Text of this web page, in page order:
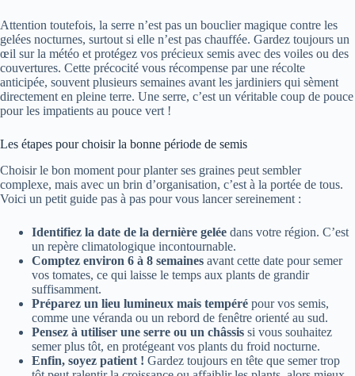
Attention toutefois, la serre n’est pas un bouclier magique contre les
gelées nocturnes, surtout si elle n’est pas chauffée. Gardez toujours un
œil sur la météo et protégez vos précieux semis avec des voiles ou des
couvertures. Cette précocité vous récompense par une récolte
anticipée, souvent plusieurs semaines avant les jardiniers qui sèment
directement en pleine terre. Une serre, c’est un véritable coup de pouce
pour les impatients au pouce vert !
Les étapes pour choisir la bonne période de semis
Choisir le bon moment pour planter ses graines peut sembler
complexe, mais avec un brin d’organisation, c’est à la portée de tous.
Voici un petit guide pas à pas pour vous lancer sereinement :
Identifiez la date de la dernière gelée dans votre région. C’est
un repère climatologique incontournable.
Comptez environ 6 à 8 semaines avant cette date pour semer
vos tomates, ce qui laisse le temps aux plants de grandir
suffisamment.
Préparez un lieu lumineux mais tempéré pour vos semis,
comme une véranda ou un rebord de fenêtre orienté au sud.
Pensez à utiliser une serre ou un châssis si vous souhaitez
semer plus tôt, en protégeant vos plants du froid nocturne.
Enfin, soyez patient ! Gardez toujours en tête que semer trop